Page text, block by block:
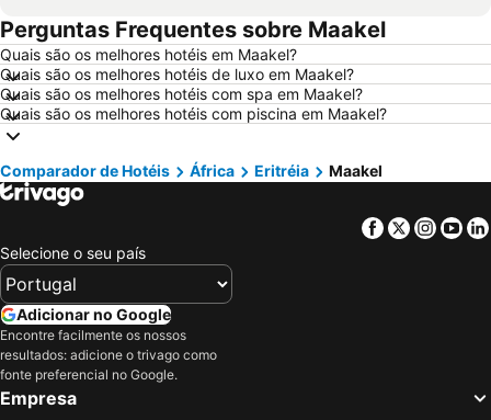
Hotéis em Évora
Hotéis em Peniche
Hotéis em Porto Santo
Hotéis em Isla Canela
Hotéis em Sangenjo
Hotéis em Vila Nova de Milfontes
Hotéis em Vilamoura
Hotéis em Vigo
Hotéis em Sul de Espanha
Hotéis em Málaga
Hotéis em Andaluzia
Hotéis em Minorca
Hotéis em Ilha do Sal
Hotéis em Douro
Hotéis em Serra da Estrela
Hotéis em Costa do Sol
Hotéis em Tenerife
Perguntas Frequentes sobre Maakel
Quais são os melhores hotéis em Maakel?
Quais são os melhores hotéis de luxo em Maakel?
Quais são os melhores hotéis com spa em Maakel?
Quais são os melhores hotéis com piscina em Maakel?
Comparador de Hotéis África Eritréia Maakel
Facebook
Twitter
Selecione o seu país
Adicionar no Google
Encontre facilmente os nossos
resultados: adicione o trivago como
fonte preferencial no Google.
Empresa